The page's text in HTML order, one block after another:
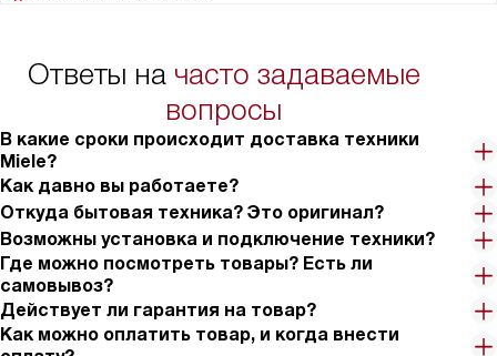
Ответы на часто задаваемые
вопросы
В какие сроки происходит доставка техники
Miele?
Как давно вы работаете?
Откуда бытовая техника? Это оригинал?
Возможны установка и подключение техники?
Где можно посмотреть товары? Есть ли
самовывоз?
Действует ли гарантия на товар?
Как можно оплатить товар, и когда внести